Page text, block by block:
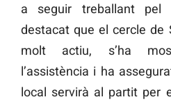
a seguir treballant pel
destacat que el cercle de
molt actiu, s’ha
l’assistència i ha
local servirà al partit per